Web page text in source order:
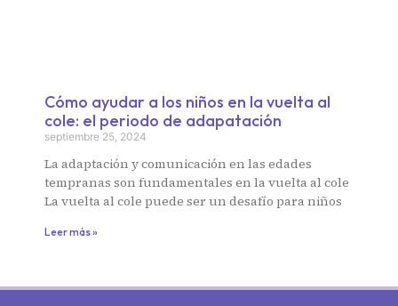
Cómo ayudar a los niños en la vuelta al
cole: el periodo de adapatación
septiembre 25, 2024
La adaptación y comunicación en las edades
tempranas son fundamentales en la vuelta al cole
La vuelta al cole puede ser un desafío para niños
Leer más »